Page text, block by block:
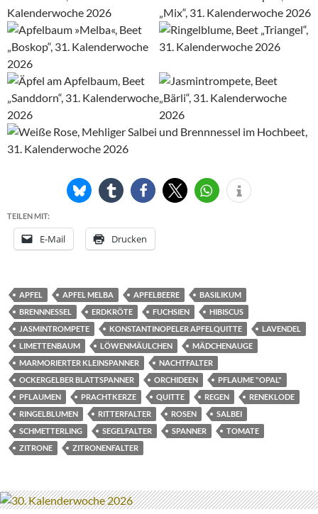
TEILEN MIT:
E-Mail Drucken
APFEL APFEL MELBA APFELBEERE
BASILIKUM
BRENNNESSEL
ERDKRÖTE FUCHSIEN
HIBISCUS
JASMINTROMPETE
KONSTANTINOPELER APFELQUITTE
LAVENDEL
LIMETTENBAUM
LÖWENMÄULCHEN
MÄDCHENAUGE
MARMORIERTER KLEINSPANNER
NACHTFALTER
OCKERGELBER BLATTSPANNER
ORCHIDEEN
PFLAUME "OPAL"
PFLAUMEN
PRACHTKERZE QUITTE REGEN
RENEKLODE
RINGELBLUMEN
RITTERFALTER ROSEN
SALBEI
SCHMETTERLING
SEGELFALTER SPANNER
TOMATE
ZITRONE
ZITRONENFALTER